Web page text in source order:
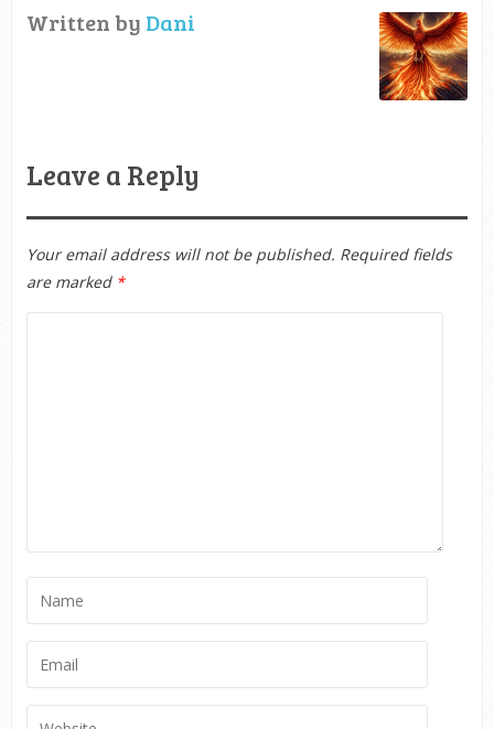
Written by Dani
Leave a Reply
Your email address will not be published. Required fields
are marked *